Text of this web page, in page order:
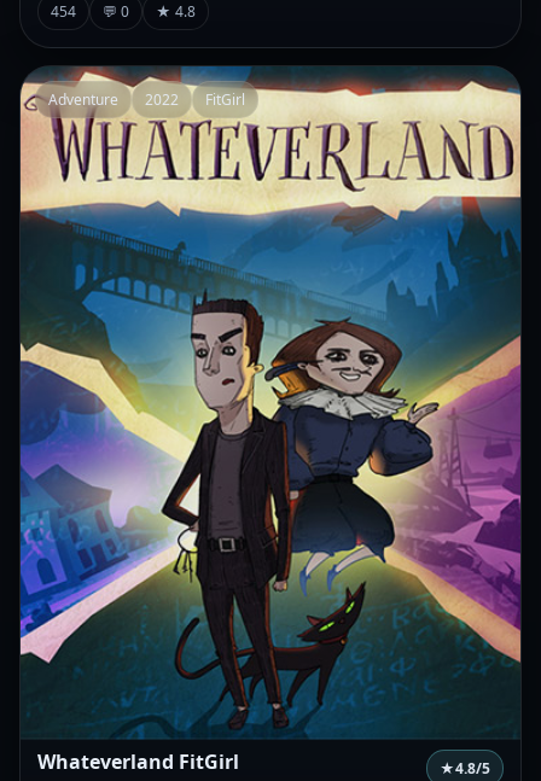
454 💬 0 ★ 4.8
Adventure 2022 FitGirl
Whateverland FitGirl ★4.8/5